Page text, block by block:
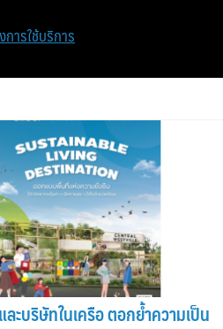
ท่องเที่ยว
ะบริษัทในเครือ ตอกย้ำความเป็น
การใช้บริการ